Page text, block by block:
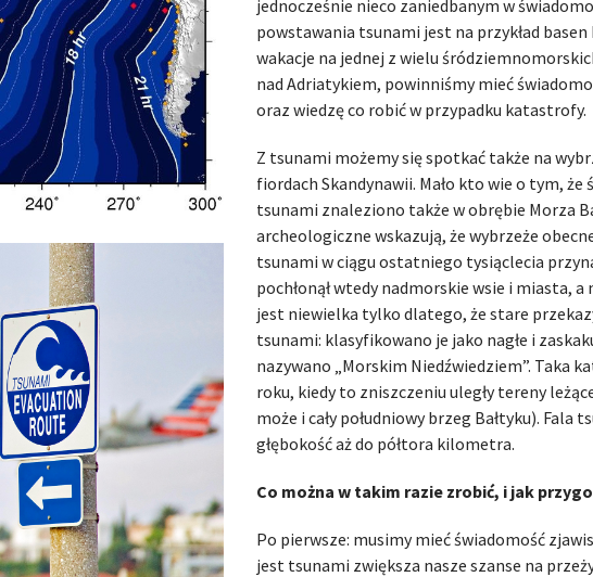
jednocześnie nieco zaniedbanym w
powstawania tsunami jest na przykład
wakacje na jednej z wielu
nad Adriatykiem, powinniśmy mieć
oraz wiedzę co robić w przypadku katastrofy.
Z tsunami możemy się spotkać także na
fiordach Skandynawii. Mało kto wie o tym,
tsunami znaleziono także w obrębie Morza
archeologiczne wskazują, że wybrzeże
tsunami w ciągu ostatniego tysiąclecia
pochłonął wtedy nadmorskie wsie i miasta,
jest niewielka tylko dlatego, że stare
tsunami: klasyfikowano je jako nagłe i
nazywano „Morskim Niedźwiedziem”. Taka
roku, kiedy to zniszczeniu uległy tereny
może i cały południowy brzeg Bałtyku). Fala
głębokość aż do półtora kilometra.
Co można w takim razie zrobić, i jak
Po pierwsze: musimy mieć świadomość
jest tsunami zwiększa nasze szanse na